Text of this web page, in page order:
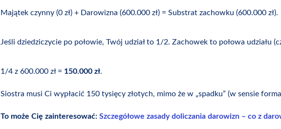
Majątek czynny (0 zł) + Darowizna (600.000 zł) = Substrat zachowku (600.000 zł).
Jeśli dziedziczycie po połowie, Twój udział to 1/2. Zachowek to połowa udziału
1/4 z 600.000 zł = 150.000 zł.
Siostra musi Ci wypłacić 150 tysięcy złotych, mimo że w „spadku” (w sensie
To może Cię zainteresować: Szczegółowe zasady doliczania darowizn – co z